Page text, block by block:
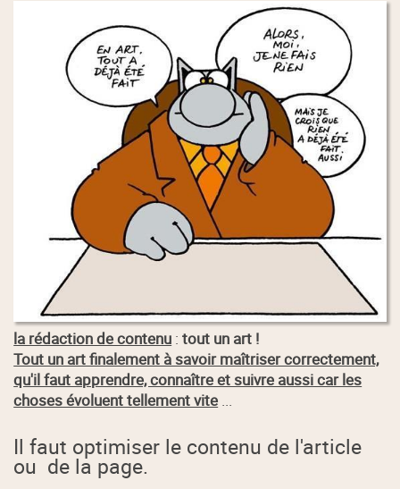
la rédaction de contenu :tout un art !
Tout un art finalement à savoir maîtriser correctement,
qu'il faut apprendre, connaître et suivre aussi car les
choses évoluent tellement vite ...
Il faut optimiser le contenu de l'article
ou de la page.